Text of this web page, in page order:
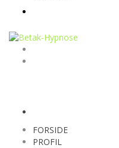
FORSIDE
PROFIL